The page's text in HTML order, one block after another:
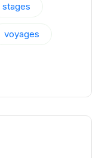
stages
voyages